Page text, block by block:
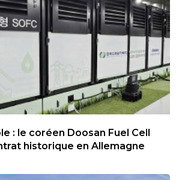
: le coréen Doosan Fuel Cell
historique en Allemagne